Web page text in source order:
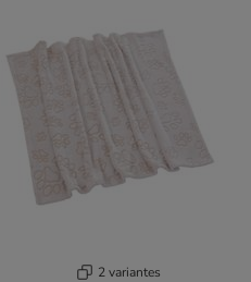
2 variantes